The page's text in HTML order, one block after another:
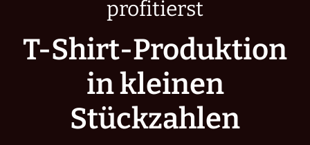
profitierst
T-Shirt-Produktion
in kleinen
Stückzahlen